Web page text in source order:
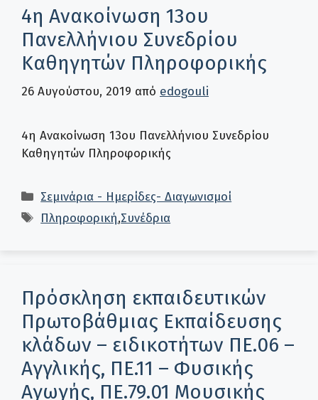
4η Ανακοίνωση 13ου
Πανελλήνιου Συνεδρίου
Καθηγητών Πληροφορικής
26 Αυγούστου, 2019 από edogouli
4η Ανακοίνωση 13ου Πανελλήνιου Συνεδρίου
Καθηγητών Πληροφορικής
Κατηγορίες
Σεμινάρια - Ημερίδες- Διαγωνισμοί
Ετικέτες
Πληροφορική,Συνέδρια
Πρόσκληση εκπαιδευτικών
Πρωτοβάθμιας Εκπαίδευσης
κλάδων – ειδικοτήτων ΠΕ.06 –
Αγγλικής, ΠΕ.11 – Φυσικής
Αγωγής, ΠΕ.79.01 Μουσικής